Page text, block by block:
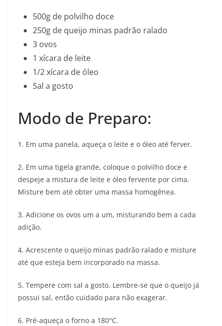
500g de polvilho doce
250g de queijo minas padrão ralado
3 ovos
1 xícara de leite
1/2 xícara de óleo
Sal a gosto
Modo de Preparo:
1. Em uma panela, aqueça o leite e o óleo até ferver.
2. Em uma tigela grande, coloque o polvilho doce e
despeje a mistura de leite e óleo fervente por cima.
Misture bem até obter uma massa homogênea.
3. Adicione os ovos um a um, misturando bem a cada
adição.
4. Acrescente o queijo minas padrão ralado e misture
até que esteja bem incorporado na massa.
5. Tempere com sal a gosto. Lembre-se que o queijo já
possui sal, então cuidado para não exagerar.
6. Pré-aqueça o forno a 180°C.